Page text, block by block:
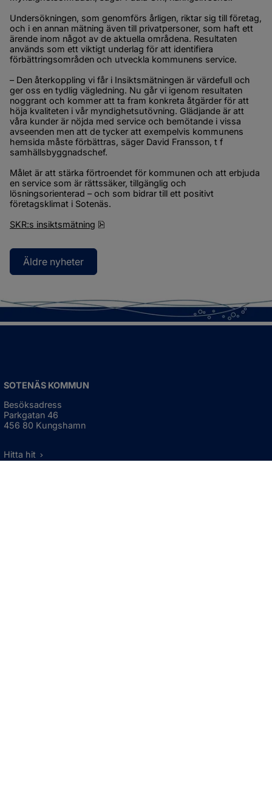
Undersökningen, som genomförs årligen, riktar sig till företag,
och i en annan mätning även till privatpersoner, som haft ett
ärende inom något av de aktuella områdena. Resultaten
används som ett viktigt underlag för att identifiera
förbättringsområden och utveckla kommunens service.
– Den återkoppling vi får i Insiktsmätningen är värdefull och
ger oss en tydlig vägledning. Nu går vi igenom resultaten
noggrant och kommer att ta fram konkreta åtgärder för att
höja kvaliteten i vår myndighetsutövning. Glädjande är att
våra kunder är nöjda med service och bemötande i vissa
avseenden men att de tycker att exempelvis kommunens
hemsida måste förbättras, säger David Fransson, t f
samhällsbyggnadschef.
Målet är att stärka förtroendet för kommunen och att erbjuda
en service som är rättssäker, tillgänglig och
lösningsorienterad – och som bidrar till ett positivt
företagsklimat i Sotenäs.
SKR:s insiktsmätning
Äldre nyheter
SOTENÄS KOMMUN
Besöksadress
Parkgatan 46
456 80 Kungshamn
Hitta hit